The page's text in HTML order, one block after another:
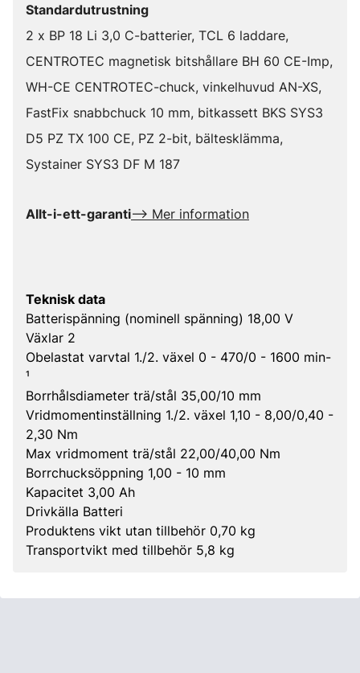
Standardutrustning
2 x BP 18 Li 3,0 C-batterier, TCL 6 laddare,
CENTROTEC magnetisk bitshållare BH 60 CE-Imp,
WH-CE CENTROTEC-chuck, vinkelhuvud AN-XS,
FastFix snabbchuck 10 mm, bitkassett BKS SYS3
D5 PZ TX 100 CE, PZ 2-bit, bältesklämma,
Systainer SYS3 DF M 187
Allt-i-ett-garanti--> Mer information
Teknisk data
Batterispänning (nominell spänning) 18,00 V
Växlar 2
Obelastat varvtal 1./2. växel 0 - 470/0 - 1600 min-
¹
Borrhålsdiameter trä/stål 35,00/10 mm
Vridmomentinställning 1./2. växel 1,10 - 8,00/0,40 -
2,30 Nm
Max vridmoment trä/stål 22,00/40,00 Nm
Borrchucksöppning 1,00 - 10 mm
Kapacitet 3,00 Ah
Drivkälla Batteri
Produktens vikt utan tillbehör 0,70 kg
Transportvikt med tillbehör 5,8 kg